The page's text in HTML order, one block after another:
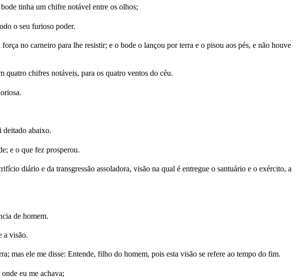
tinha um chifre notável entre os olhos;
o seu furioso poder.
no carneiro para lhe resistir; e o bode o lançou por terra e o pisou aos pés, e não houve
quatro chifres notáveis, para os quatro ventos do céu.
deitado abaixo.
e o que fez prosperou.
diário e da transgressão assoladora, visão na qual é entregue o santuário e o exército, a
de homem.
a visão.
mas ele me disse: Entende, filho do homem, pois esta visão se refere ao tempo do fim.
eu me achava;